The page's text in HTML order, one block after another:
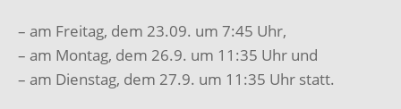
– am Freitag, dem 23.09. um 7:45 Uhr,
– am Montag, dem 26.9. um 11:35 Uhr und
– am Dienstag, dem 27.9. um 11:35 Uhr statt.